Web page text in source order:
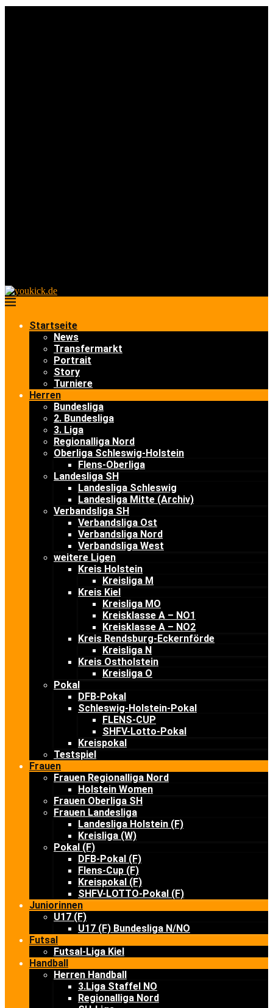
Startseite
News
Transfermarkt
Portrait
Story
Turniere
Herren
Bundesliga
2. Bundesliga
3. Liga
Regionalliga Nord
Oberliga Schleswig-Holstein
Flens-Oberliga
Landesliga SH
Landesliga Schleswig
Landesliga Mitte (Archiv)
Verbandsliga SH
Verbandsliga Ost
Verbandsliga Nord
Verbandsliga West
weitere Ligen
Kreis Holstein
Kreisliga M
Kreis Kiel
Kreisliga MO
Kreisklasse A – NO1
Kreisklasse A – NO2
Kreis Rendsburg-Eckernförde
Kreisliga N
Kreis Ostholstein
Kreisliga O
Pokal
DFB-Pokal
Schleswig-Holstein-Pokal
FLENS-CUP
SHFV-Lotto-Pokal
Kreispokal
Testspiel
Frauen
Frauen Regionalliga Nord
Holstein Women
Frauen Oberliga SH
Frauen Landesliga
Landesliga Holstein (F)
Kreisliga (W)
Pokal (F)
DFB-Pokal (F)
Flens-Cup (F)
Kreispokal (F)
SHFV-LOTTO-Pokal (F)
Juniorinnen
U17 (F)
U17 (F) Bundesliga N/NO
Futsal
Futsal-Liga Kiel
Handball
Herren Handball
3.Liga Staffel NO
Regionalliga Nord